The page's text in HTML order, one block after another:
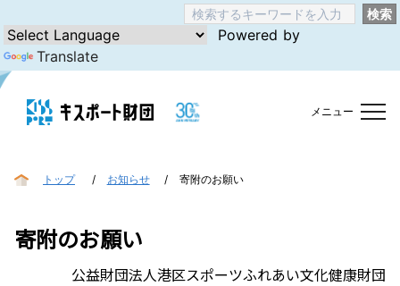
検索
Powered by
Translate
メニュー
トップ お知らせ 寄附のお願い
寄附のお願い
公益財団法人港区スポーツふれあい文化健康財団